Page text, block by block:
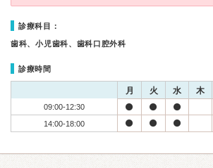
診療科目：
歯科、小児歯科、歯科口腔外科
診療時間
月 火 水 木
09:00-12:30
14:00-18:00